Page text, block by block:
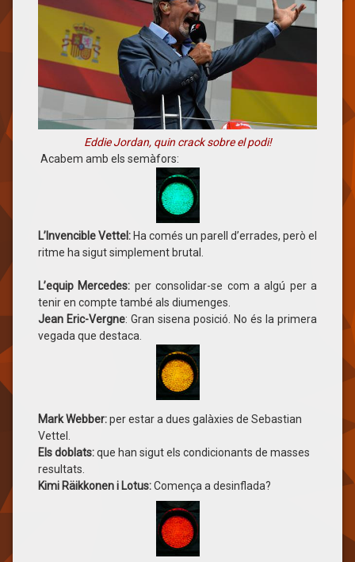
Eddie Jordan, quin crack sobre el podi!
Acabem amb els semàfors:
L’Invencible Vettel: Ha comés un parell d’errades, però el
ritme ha sigut simplement brutal.
L’equip Mercedes: per consolidar-se com a algú per a
tenir en compte també als diumenges.
Jean Eric-Vergne: Gran sisena posició. No és la primera
vegada que destaca.
Mark Webber:per estar a dues galàxies de Sebastian
Vettel.
Els doblats:que han sigut els condicionants de masses
resultats.
Kimi Räikkonen i Lotus:Comença a desinflada?